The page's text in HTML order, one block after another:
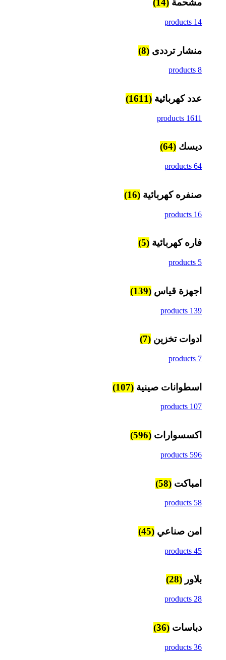
مشحمة (14)
14 products
منشار ترددى (8)
8 products
عدد كهربائية (1611)
1611 products
ديسك (64)
64 products
صنفره كهربائية (16)
16 products
فاره كهربائية (5)
5 products
اجهزة قياس (139)
139 products
ادوات تخزين (7)
7 products
اسطوانات صينية (107)
107 products
اكسسوارات (596)
596 products
امباكت (58)
58 products
امن صناعي (45)
45 products
بلاور (28)
28 products
دباسات (36)
36 products